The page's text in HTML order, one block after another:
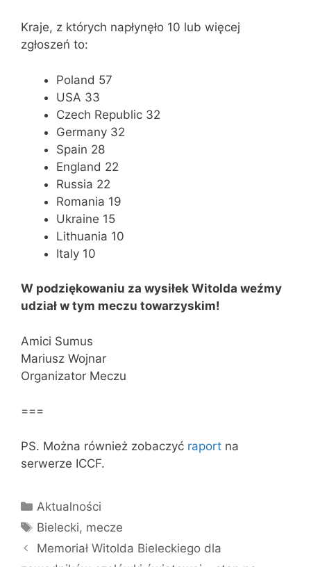
Kraje, z których napłynęło 10 lub więcej
zgłoszeń to:
Poland 57
USA 33
Czech Republic 32
Germany 32
Spain 28
England 22
Russia 22
Romania 19
Ukraine 15
Lithuania 10
Italy 10
W podziękowaniu za wysiłek Witolda weźmy
udział w tym meczu towarzyskim!
Amici Sumus
Mariusz Wojnar
Organizator Meczu
===
PS. Można również zobaczyć raport na
serwerze ICCF.
Kategorie
Aktualności
Tagi
Bielecki, mecze
Memoriał Witolda Bieleckiego dla